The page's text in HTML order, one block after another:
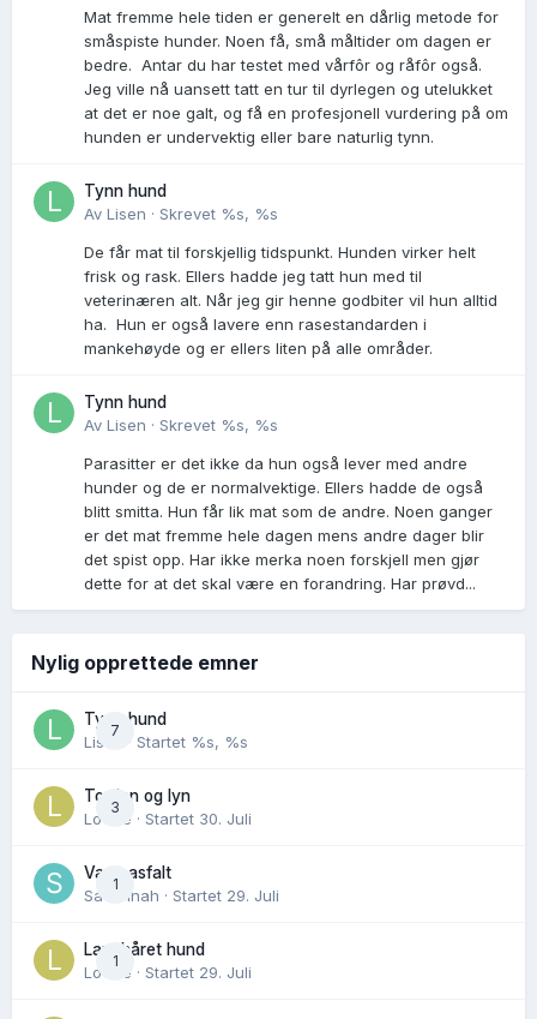
Mat fremme hele tiden er generelt en dårlig metode for
småspiste hunder. Noen få, små måltider om dagen er
bedre. Antar du har testet med vårfôr og råfôr også.
Jeg ville nå uansett tatt en tur til dyrlegen og utelukket
at det er noe galt, og få en profesjonell vurdering på om
hunden er undervektig eller bare naturlig tynn.
Tynn hund
Av Lisen · Skrevet %s, %s
De får mat til forskjellig tidspunkt. Hunden virker helt
frisk og rask. Ellers hadde jeg tatt hun med til
veterinæren alt. Når jeg gir henne godbiter vil hun alltid
ha. Hun er også lavere enn rasestandarden i
mankehøyde og er ellers liten på alle områder.
Tynn hund
Av Lisen · Skrevet %s, %s
Parasitter er det ikke da hun også lever med andre
hunder og de er normalvektige. Ellers hadde de også
blitt smitta. Hun får lik mat som de andre. Noen ganger
er det mat fremme hele dagen mens andre dager blir
det spist opp. Har ikke merka noen forskjell men gjør
dette for at det skal være en forandring. Har prøvd...
Nylig opprettede emner
7
Tynn hund
Lisen
· Startet %s, %s
3
Torden og lyn
Lovise · Startet 30. Juli
1
Varm asfalt
Savannah · Startet 29. Juli
1
Langhåret hund
Lovise · Startet 29. Juli